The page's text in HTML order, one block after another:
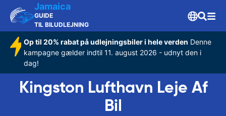
Jamaica
GUIDE
TIL BILUDLEJNING
Op til 20% rabat på udlejningsbiler i hele verden Denne
kampagne gælder indtil 11. august 2026 - udnyt den i
dag!
Kingston Lufthavn Leje Af
Bil